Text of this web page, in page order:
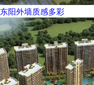
东阳外墙质感多彩